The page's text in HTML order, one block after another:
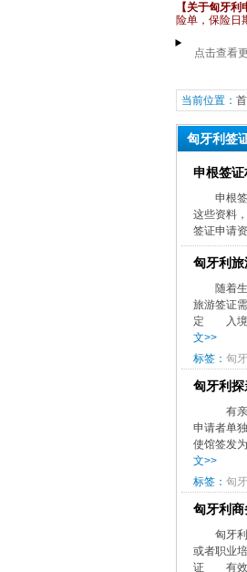
【关于匈牙利
险单，保险日
点击查看
当前位置：
匈牙利签
申根签
申根
这些资料
签证申请
匈牙利
随着
旅游签证
定 入境次
文>>
标签： 匈
匈牙利
有亲
申请者单
使馆签发
文>>
标签： 匈
匈牙利
匈牙
或者职业
证 有效